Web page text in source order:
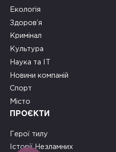
Екологія
Здоров’я
Кримінал
Культура
Наука та ІТ
Новини компаній
Спорт
Місто
ПРОЄКТИ
Герої тилу
Історії Незламних